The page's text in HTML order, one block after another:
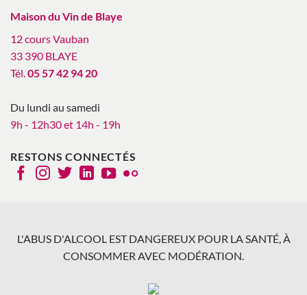
Maison du Vin de Blaye
12 cours Vauban
33 390 BLAYE
Tél.05 57 42 94 20
Du lundi au samedi
9h - 12h30 et 14h - 19h
RESTONS CONNECTÉS
L'ABUS D'ALCOOL EST DANGEREUX POUR LA SANTÉ, À
CONSOMMER AVEC MODÉRATION.